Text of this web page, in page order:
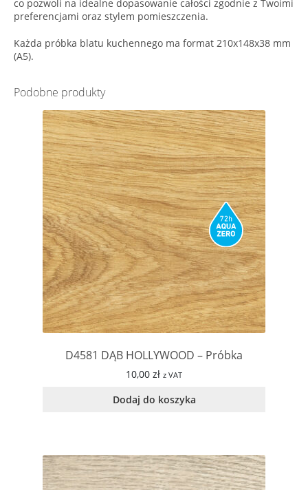
co pozwoli na idealne dopasowanie całości zgodnie z Twoimi
preferencjami oraz stylem pomieszczenia.
Każda próbka blatu kuchennego ma format 210x148x38 mm
(A5).
Podobne produkty
D4581 DĄB HOLLYWOOD – Próbka
10,00 zł z VAT
Dodaj do koszyka